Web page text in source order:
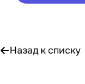
Назад к списку